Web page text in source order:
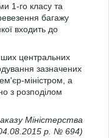
1-го класу та
багажу
входить до
центральних
зазначених
міністром, а
з розподілом
Міністерства
04.08.2015 р. № 694)